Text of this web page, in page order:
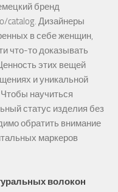
бренд
catalog. Дизайнеры
в себе женщин,
что-то доказывать
этих вещей
и уникальной
научиться
статус изделия без
обратить внимание
маркеров
волокон